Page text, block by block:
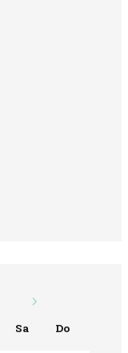
Sa Do